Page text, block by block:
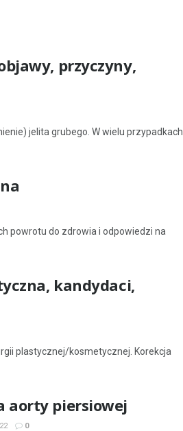
przyczyny,
jelita grubego. W wielu przypadkach
powrotu do zdrowia i odpowiedzi na
kandydaci,
plastycznej/kosmetycznej. Korekcja
aorty piersiowej
0